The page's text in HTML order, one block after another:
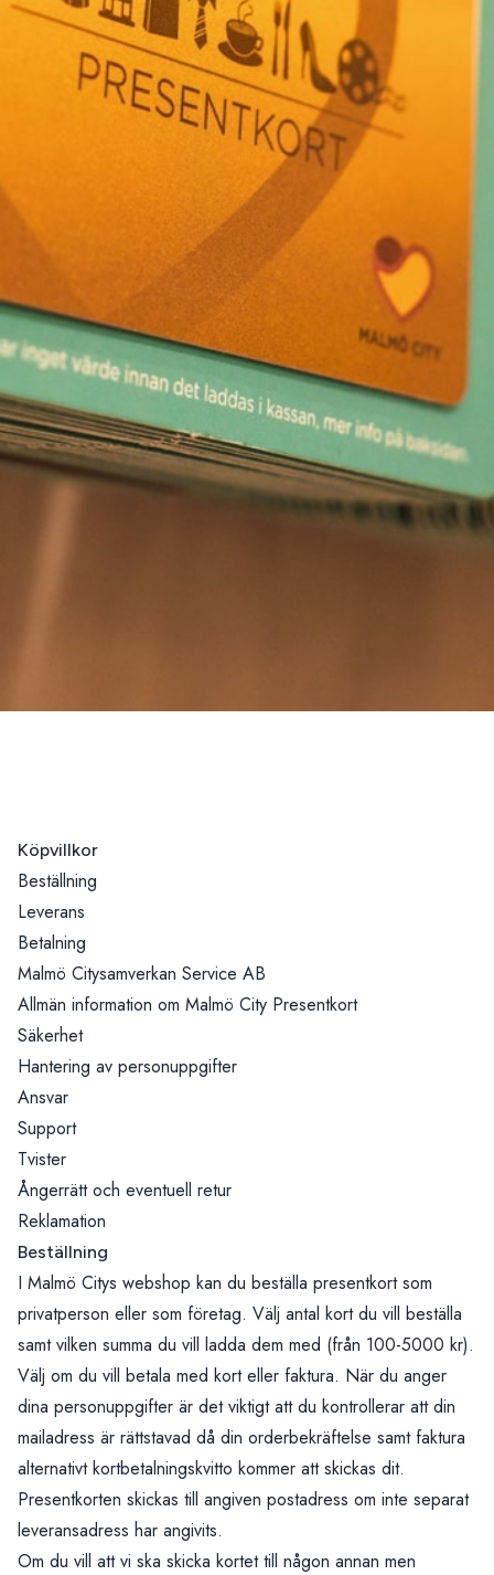
Köpvillkor
Beställning
Leverans
Betalning
Malmö Citysamverkan Service AB
Allmän information om Malmö City Presentkort
Säkerhet
Hantering av personuppgifter
Ansvar
Support
Tvister
Ångerrätt och eventuell retur
Reklamation
Beställning
I Malmö Citys webshop kan du beställa presentkort som
privatperson eller som företag. Välj antal kort du vill beställa
samt vilken summa du vill ladda dem med (från 100-5000 kr).
Välj om du vill betala med kort eller faktura. När du anger
dina personuppgifter är det viktigt att du kontrollerar att din
mailadress är rättstavad då din orderbekräftelse samt faktura
alternativt kortbetalningskvitto kommer att skickas dit.
Presentkorten skickas till angiven postadress om inte separat
leveransadress har angivits.
Om du vill att vi ska skicka kortet till någon annan men